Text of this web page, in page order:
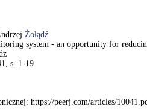
Żołądź.
system - an opportunity for
s. 1-19
https://peerj.com/articles/